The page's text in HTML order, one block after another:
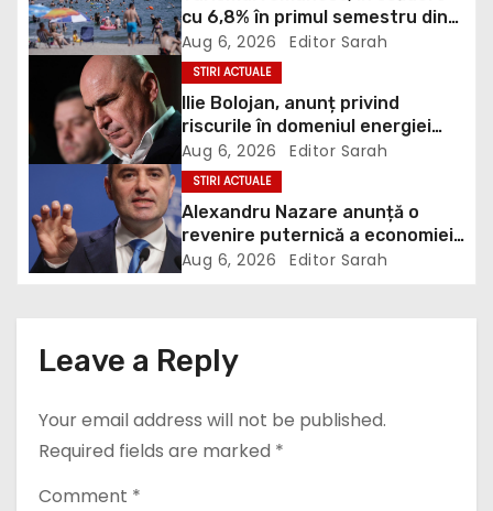
i
a
i
o
cu 6,8% în primul semestru din
2026
Aug 6, 2026 Editor Sarah
STIRI ACTUALE
Ilie Bolojan, anunț privind
riscurile în domeniul energiei
electrice. Ce a decis Guvernul
Aug 6, 2026 Editor Sarah
STIRI ACTUALE
Alexandru Nazare anunță o
revenire puternică a economiei
în 2027: Inflația va scădea,
Aug 6, 2026 Editor Sarah
Leave a Reply
Your email address will not be published.
Required fields are marked *
Comment *